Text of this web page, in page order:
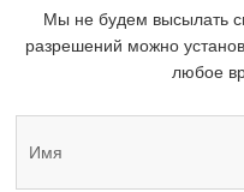
Мы не будем высылать
разрешений можно
любое